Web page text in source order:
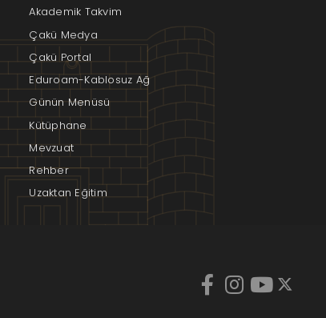
Akademik Takvim
Çakü Medya
Çakü Portal
Eduroam-Kablosuz Ağ
Günün Menüsü
Kütüphane
Mevzuat
Rehber
Uzaktan Eğitim